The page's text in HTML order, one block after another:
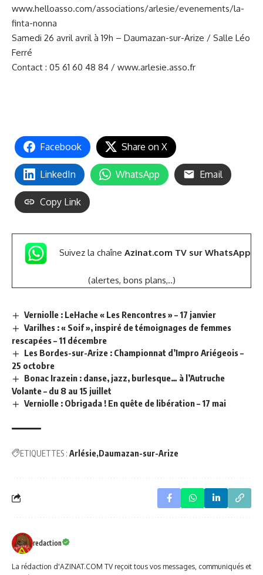
www.helloasso.com/associations/arlesie/evenements/la-
finta-nonna
Samedi 26 avril avril à 19h – Daumazan-sur-Arize / Salle Léo
Ferré
Contact : 05 61 60 48 84 / www.arlesie.asso.fr
Facebook Share on X
LinkedIn WhatsApp Email
Copy Link
Suivez la chaîne Azinat.com TV sur WhatsApp
(alertes, bons plans,..)
Verniolle : LeHache « Les Rencontres » – 17 janvier
Varilhes : « Soif », inspiré de témoignages de femmes
rescapées – 11 décembre
Les Bordes-sur-Arize : Championnat d’Impro Ariégeois –
25 octobre
Bonac Irazein : danse, jazz, burlesque… à l’Autruche
Volante – du 8 au 15 juillet
Verniolle : Obrigada ! En quête de libération – 17 mai
ETIQUETTES : Arlésie Daumazan-sur-Arize
redaction
La rédaction d'AZINAT.COM TV reçoit tous vos messages, communiqués et